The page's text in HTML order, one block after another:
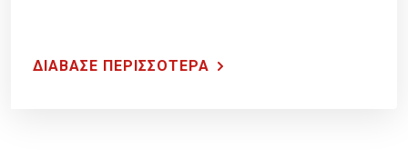
ΔΙΑΒΑΣΕ ΠΕΡΙΣΣΟΤΕΡΑ